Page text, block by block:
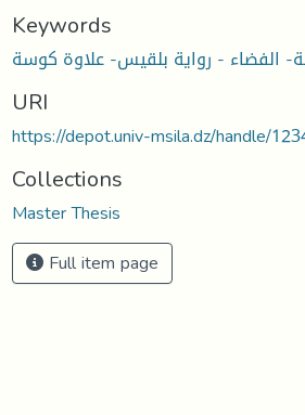
Keywords
الفضاء - رواية بلقيس- علاوة كوسة
URI
https://depot.univ-msila.dz/handle/
Collections
Master Thesis
Full item page